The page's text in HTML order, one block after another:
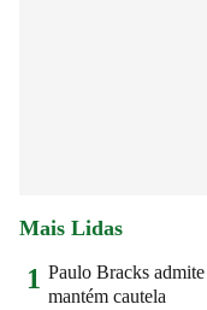
Mais Lidas
1 Paulo Bracks
mantém cautela